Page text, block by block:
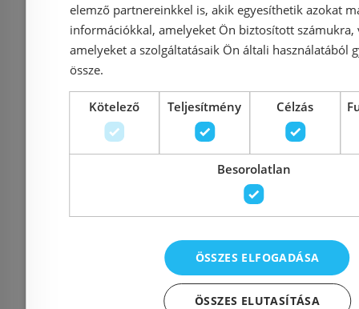
-5%
Rendelésre
TU0077
Rendelésre
elemző partnereinkkel is, akik egyesíthetik azokat
információkkal, amelyeket Ön biztosított számukra,
amelyeket a szolgáltatásaik Ön általi használatából
össze.
Kötelező Teljesítmény Célzás
Besorolatlan
ÖSSZES ELFOGADÁSA
ÖSSZES ELUTASÍTÁSA